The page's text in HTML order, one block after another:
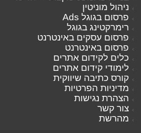
ניהול מוניטין
פרסום בגוגל Ads
רימרקטינג בגוגל
פרסום עסקים באינטרנט
פרסום באינטרנט
כלים לקידום אתרים
לימודי קידום אתרים
קורס כתיבה שיווקית
מדיניות הפרטיות
הצהרת נגישות
צור קשר
מהרשת